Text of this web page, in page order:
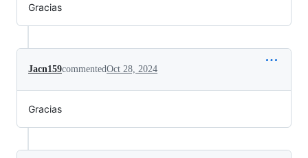
Gracias
Jacn159commentedOct 28, 2024
Gracias